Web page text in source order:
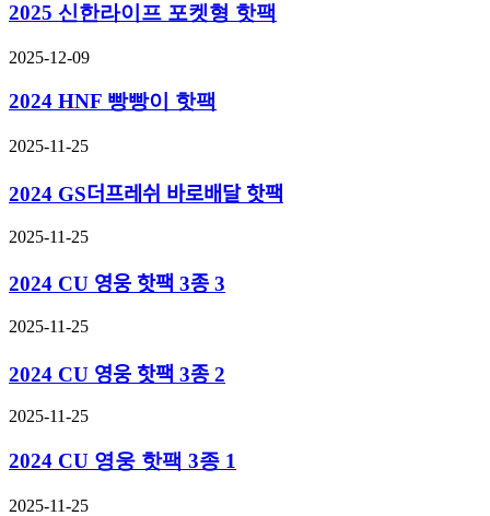
2025 신한라이프 포켓형 핫팩
2025-12-09
2024 HNF 빵빵이 핫팩
2025-11-25
2024 GS더프레쉬 바로배달 핫팩
2025-11-25
2024 CU 영웅 핫팩 3종 3
2025-11-25
2024 CU 영웅 핫팩 3종 2
2025-11-25
2024 CU 영웅 핫팩 3종 1
2025-11-25